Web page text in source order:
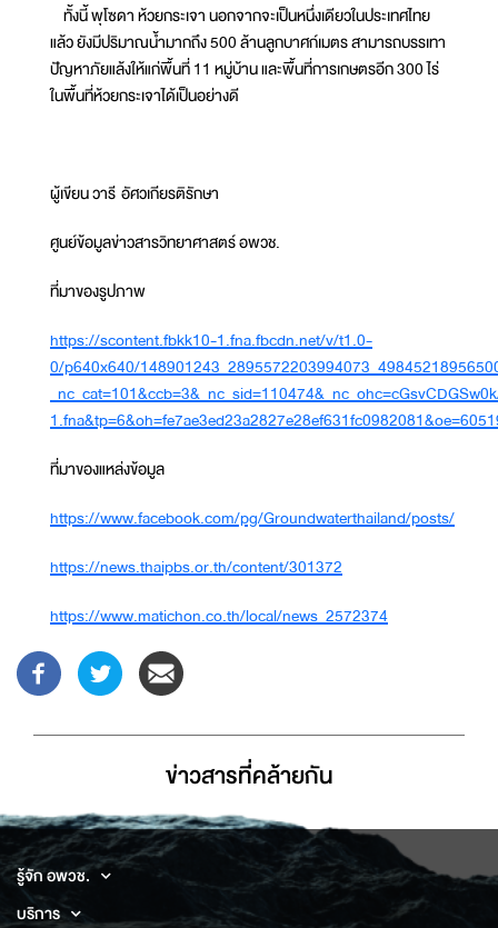
ทั้งนี้ พุโซดา ห้วยกระเจา นอกจากจะเป็นหนึ่งเดียวในประเทศไทย
แล้ว ยังมีปริมาณน้ำมากถึง 500 ล้านลูกบาศก์เมตร สามารถบรรเทา
ปัญหาภัยแล้งให้แก่พื้นที่ 11 หมู่บ้าน และพื้นที่การเกษตรอีก 300 ไร่
ในพื้นที่ห้วยกระเจาได้เป็นอย่างดี
ผู้เขียน วารี อัศวเกียรติรักษา
ศูนย์ข้อมูลข่าวสารวิทยาศาสตร์ อพวช.
ที่มาของรูปภาพ
https://scontent.fbkk10-1.fna.fbcdn.net/v/t1.0-
0/p640x640/
ที่มาของแหล่งข้อมูล
https://www.facebook.com/pg/Groundwaterthailand/posts/
https://news.thaipbs.or.th/content/301372
https://www.matichon.co.th/local/news_2572374
ข่าวสารที่่คล้ายกัน
รู้จัก อพวช.
บริการ